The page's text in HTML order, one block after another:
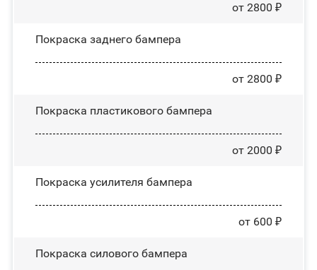
от 2800 ₽
Покраска заднего бампера
от 2800 ₽
Покраска пластикового бампера
от 2000 ₽
Покраска усилителя бампера
от 600 ₽
Покраска силового бампера